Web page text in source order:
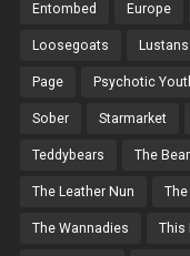
Entombed Europe
Loosegoats
Page Psychotic
Sober Starmarket
Teddybears The
The Leather Nun
The Wannadies This